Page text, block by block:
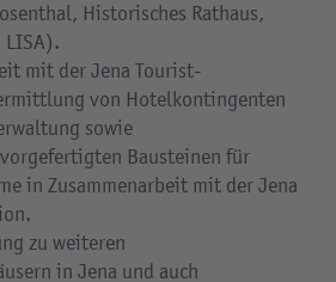
Historisches Rathaus,
mit der Jena Tourist-
von Hotelkontingenten
sowie
Bausteinen für
in Zusammenarbeit mit der Jena
zu weiteren
in Jena und auch